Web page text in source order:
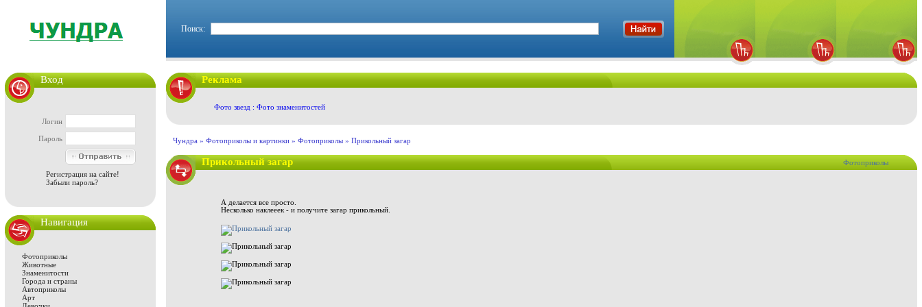
Поиск:
Вход
Логин
Пароль
Регистрация на сайте!
Забыли пароль?
Навигация
Фотоприколы
Животные
Знаменитости
Города и страны
Автоприколы
Арт
Реклама
Фото звезд : Фото знаменитостей
Чундра » Фотоприколы и картинки » Фотоприколы » Прикольный загар
Прикольный загар Фотоприколы
А делается все просто.
Несколько наклееек - и получите загар прикольный.